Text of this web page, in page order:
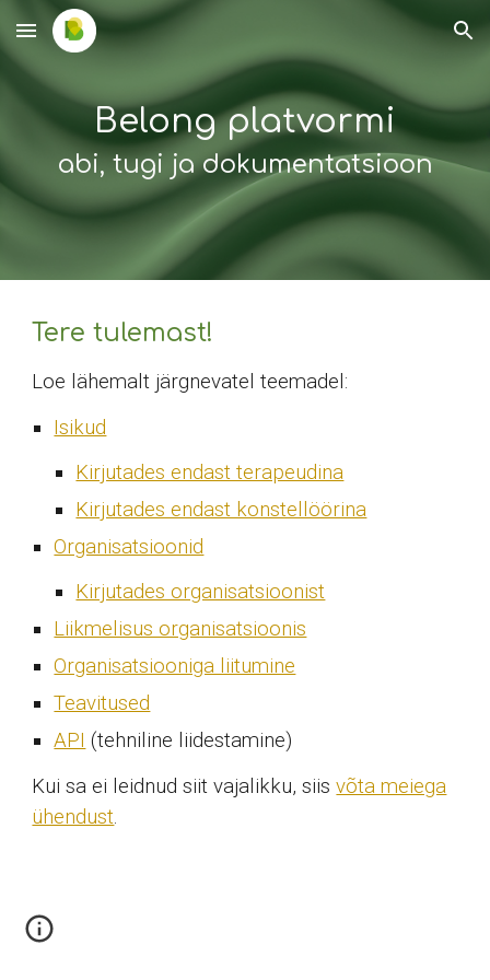
Skip to main content Skip to navigation
Belong platvormi
abi, tugi ja dokumentatsioon
Tere tulemast!
Loe lähemalt järgnevatel teemadel:
Isikud
Kirjutades endast terapeudina
Kirjutades endast konstellöörina
Organisatsioonid
Kirjutades organisatsioonist
Liikmelisus organisatsioonis
Organisatsiooniga liitumine
Teavitused
API (tehniline liidestamine)
Kui sa ei leidnud siit vajalikku, siisvõta meiega
ühendust.